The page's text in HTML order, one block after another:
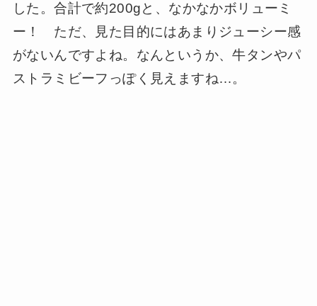
した。合計で約200gと、なかなかボリューミ
ー！ ただ、見た目的にはあまりジューシー感
がないんですよね。なんというか、牛タンやパ
ストラミビーフっぽく見えますね…。